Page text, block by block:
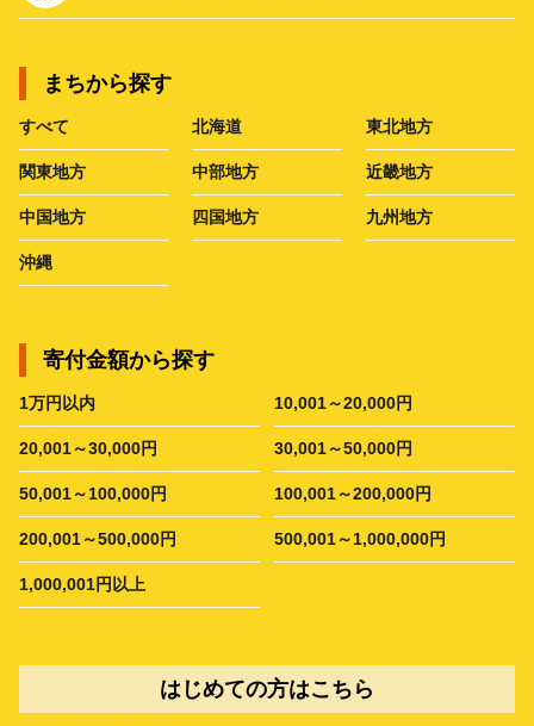
まちから探す
すべて 北海道 東北地方
関東地方 中部地方 近畿地方
中国地方 四国地方 九州地方
沖縄
寄付金額から探す
1万円以内 10,001～20,000円
20,001～30,000円 30,001～50,000円
50,001～100,000円 100,001～200,000円
200,001～500,000円 500,001～1,000,000円
1,000,001円以上
はじめての方はこちら